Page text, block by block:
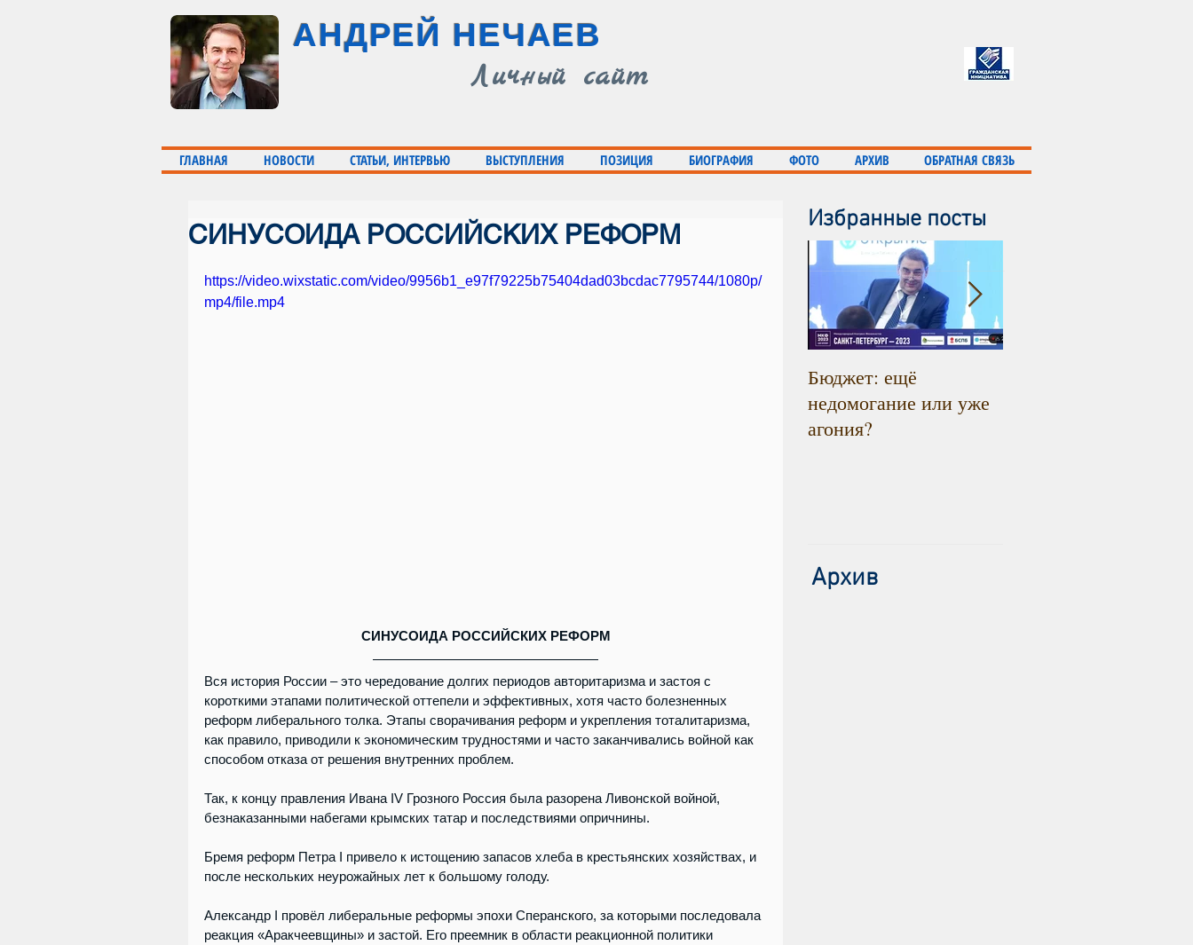
АНДРЕЙ НЕЧАЕВ
Личный сайт
ГЛАВНАЯ НОВОСТИ СТАТЬИ, ИНТЕРВЬЮ ВЫСТУПЛЕНИЯ ПОЗИЦИЯ БИОГРАФИЯ ФОТО АРХИВ ОБРАТНАЯ СВЯЗЬ
СИНУСОИДА РОССИЙСКИХ РЕФОРМ
https://video.wixstatic.com/video/9956b1_e97f79225b75404dad03bcdac7795744/1080p/
mp4/file.mp4
СИНУСОИДА РОССИЙСКИХ РЕФОРМ
Вся история России – это чередование долгих периодов авторитаризма и застоя с
короткими этапами политической оттепели и эффективных, хотя часто болезненных
реформ либерального толка. Этапы сворачивания реформ и укрепления тоталитаризма,
как правило, приводили к экономическим трудностями и часто заканчивались войной как
способом отказа от решения внутренних проблем.
Так, к концу правления Ивана IV Грозного Россия была разорена Ливонской войной,
безнаказанными набегами крымских татар и последствиями опричнины.
Бремя реформ Петра I привело к истощению запасов хлеба в крестьянских хозяйствах, и
после нескольких неурожайных лет к большому голоду.
Александр I провёл либеральные реформы эпохи Сперанского, за которыми последовала
реакция «Аракчеевщины» и застой. Его преемник в области реакционной политики
Избранные посты
Бюджет: ещё
недомогание или уже
агония?
Архив